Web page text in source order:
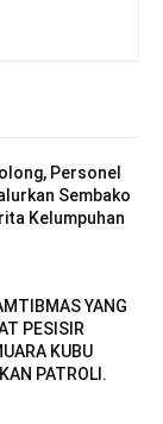
Personel
Sembako
Kelumpuhan
YANG
PESISIR
KUBU
PATROLI.